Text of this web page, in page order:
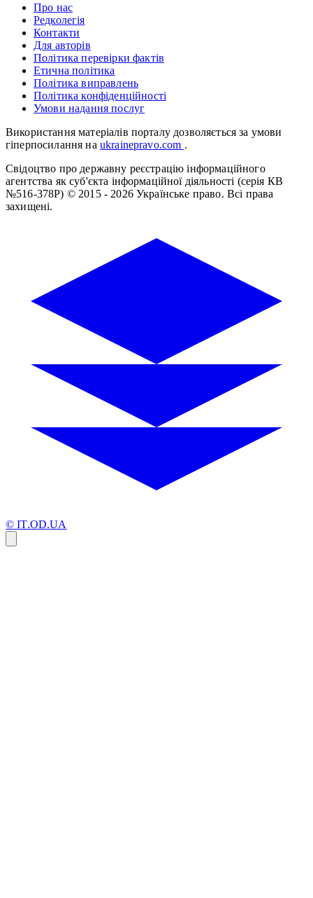
Про нас
Редколегія
Контакти
Для авторів
Політика перевірки фактів
Етична політика
Політика виправлень
Політика конфіденційності
Умови надання послуг
Використання матеріалів порталу дозволяється за умови
гіперпосилання на ukrainepravo.com .
Свідоцтво про державну реєстрацію інформаційного
агентства як суб'єкта інформаційної діяльності (серія КВ
№516-378Р) © 2015 - 2026 Українське право. Всі права
захищені.
© IT.OD.UA